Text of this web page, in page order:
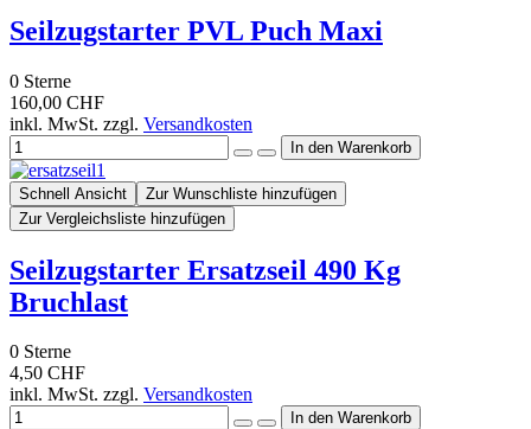
Seilzugstarter PVL Puch Maxi
0 Sterne
160,00 CHF
inkl. MwSt. zzgl. Versandkosten
Schnell Ansicht
Zur Wunschliste hinzufügen
Zur Vergleichsliste hinzufügen
Seilzugstarter Ersatzseil 490 Kg
Bruchlast
0 Sterne
4,50 CHF
inkl. MwSt. zzgl. Versandkosten